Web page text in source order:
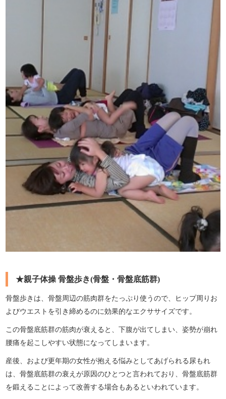
★親子体操 骨盤歩き(骨盤・骨盤底筋群)
骨盤歩きは、骨盤周辺の筋肉群をたっぷり使うので、ヒップ周りお
よびウエストを引き締めるのに効果的なエクササイズです。
この骨盤底筋群の筋肉が衰えると、下腹が出てしまい、姿勢が崩れ
腰痛を起こしやすい状態になってしまいます。
産後、および更年期の女性が抱える悩みとしてあげられる尿もれ
は、骨盤底筋群の衰えが原因のひとつと言われており、骨盤底筋群
を鍛えることによって改善する場合もあるといわれています。